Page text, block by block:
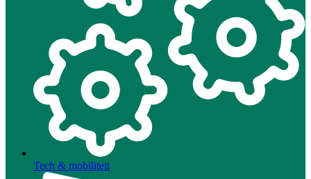
Tech & mobiliteit